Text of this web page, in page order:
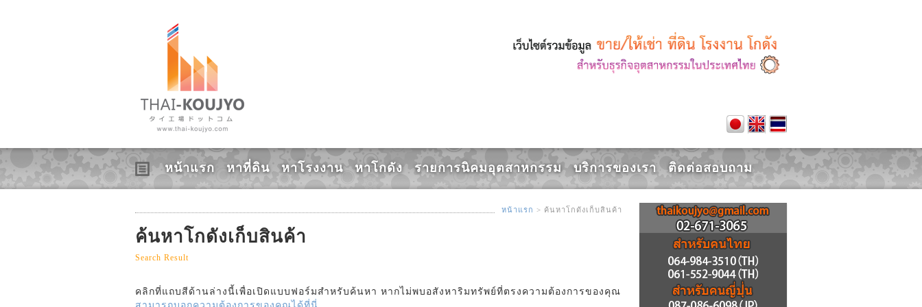
หน้าแรก หาที่ดิน หาโรงงาน หาโกดัง รายการนิคมอุตสาหกรรม บริการของเรา ติดต่อสอบถาม
หน้าแรก > ค้นหาโกดังเก็บสินค้า
ค้นหาโกดังเก็บสินค้า
Search Result
คลิกที่แถบสีด้านล่างนี้เพื่อเปิดแบบฟอร์มสำหรับค้นหา หากไม่พบอสังหาริมทรัพย์ที่ตรงความต้องการของคุณ